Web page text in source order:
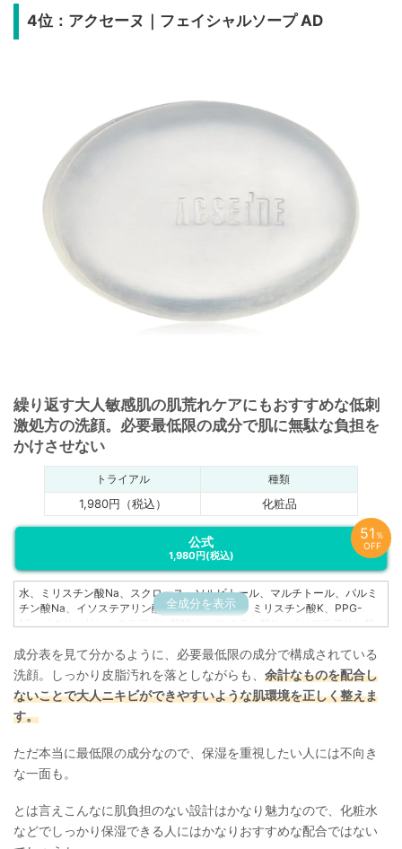
4位：アクセーヌ｜フェイシャルソープ AD
繰り返す大人敏感肌の肌荒れケアにもおすすめな低刺
激処方の洗顔。必要最低限の成分で肌に無駄な負担を
かけさせない
トライアル 種類
1,980円（税込） 化粧品
公式
1,980円(税込)
51 ％
OFF
全成分を表示
水、ミリスチン酸Na、スクロース、ソルビトール、マルチトール、パルミ
チン酸Na、イソステアリン酸Na、グリセリン、ミリスチン酸K、PPG-
成分表を見て分かるように、必要最低限の成分で構成されている
洗顔。しっかり皮脂汚れを落としながらも、 余計なものを配合し
ないことで大人ニキビができやすいような肌環境を正しく整えま
す。
ただ本当に最低限の成分なので、保湿を重視したい人には不向き
な一面も。
とは言えこんなに肌負担のない設計はかなり魅力なので、化粧水
などでしっかり保湿できる人にはかなりおすすめな配合ではない